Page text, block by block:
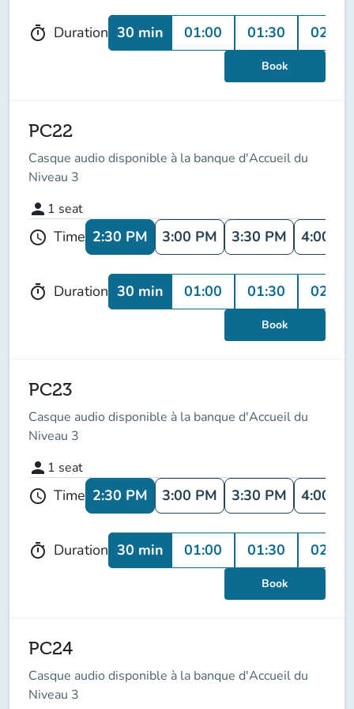
timer Duration 30 min 01:00 01:30 02:00
Book
PC22
Casque audio disponible à la banque d'Accueil du
Niveau 3
person 1 seat
schedule Time 2:30 PM 3:00 PM 3:30 PM 4:00
timer Duration 30 min 01:00 01:30 02:00
Book
PC23
Casque audio disponible à la banque d'Accueil du
Niveau 3
person 1 seat
schedule Time 2:30 PM 3:00 PM 3:30 PM 4:00
timer Duration 30 min 01:00 01:30 02:00
Book
PC24
Casque audio disponible à la banque d'Accueil du
Niveau 3